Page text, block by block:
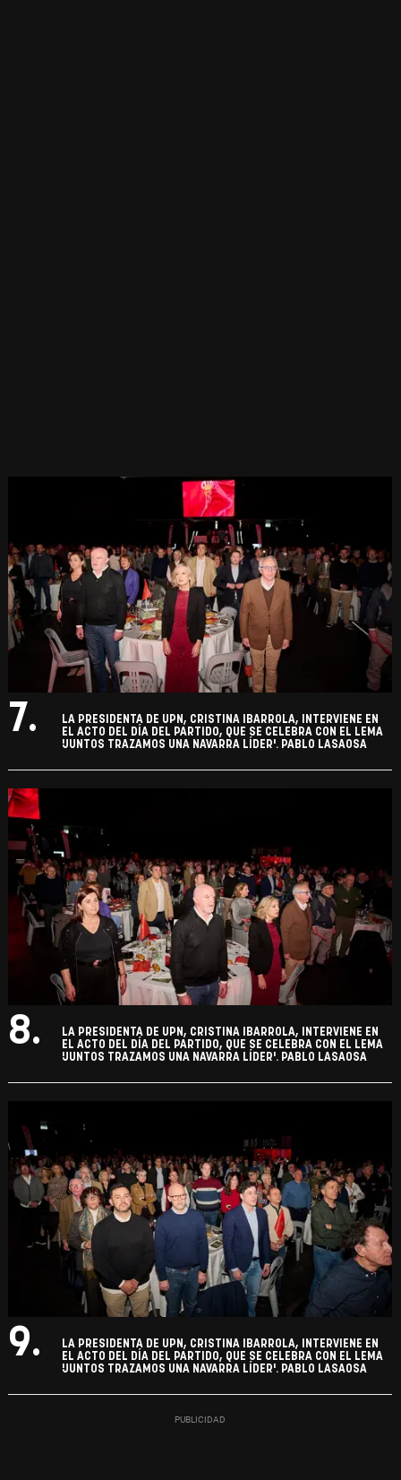
7.
LA PRESIDENTA DE UPN, CRISTINA IBARROLA, INTERVIENE EN
EL ACTO DEL DÍA DEL PARTIDO, QUE SE CELEBRA CON EL LEMA
'JUNTOS TRAZAMOS UNA NAVARRA LÍDER'. PABLO LASAOSA
8.
LA PRESIDENTA DE UPN, CRISTINA IBARROLA, INTERVIENE EN
EL ACTO DEL DÍA DEL PARTIDO, QUE SE CELEBRA CON EL LEMA
'JUNTOS TRAZAMOS UNA NAVARRA LÍDER'. PABLO LASAOSA
9.
LA PRESIDENTA DE UPN, CRISTINA IBARROLA, INTERVIENE EN
EL ACTO DEL DÍA DEL PARTIDO, QUE SE CELEBRA CON EL LEMA
'JUNTOS TRAZAMOS UNA NAVARRA LÍDER'. PABLO LASAOSA